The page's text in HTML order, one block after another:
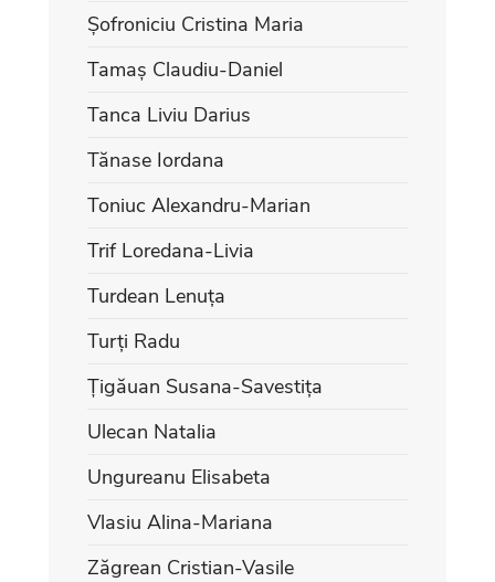
Șofroniciu Cristina Maria
Tamaș Claudiu-Daniel
Tanca Liviu Darius
Tănase Iordana
Toniuc Alexandru-Marian
Trif Loredana-Livia
Turdean Lenuța
Turți Radu
Țigăuan Susana-Savestița
Ulecan Natalia
Ungureanu Elisabeta
Vlasiu Alina-Mariana
Zăgrean Cristian-Vasile